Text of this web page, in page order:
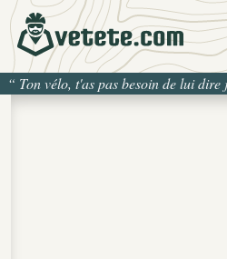
“ Ton vélo, t'as pas besoin de lui